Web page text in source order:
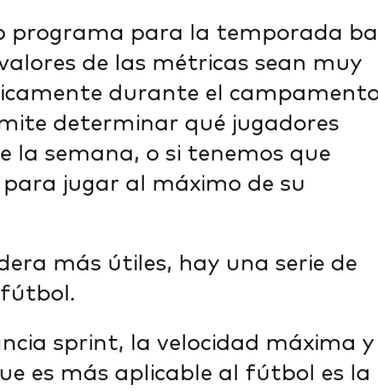
programa para la temporada
de las métricas sean muy
durante el
determinar qué jugadores
la semana, o si tenemos que
jugar al máximo de su
más útiles, hay una serie de
fútbol.
sprint, la velocidad máxima y
es más aplicable al fútbol es la